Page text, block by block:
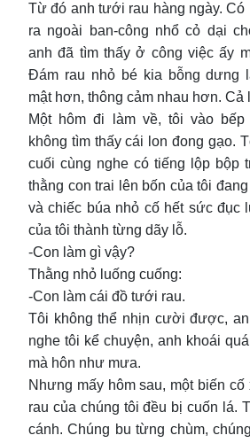
Từ đó anh tưới rau hàng ngày. Có
ra ngoài ban-công nhổ cỏ dại
anh đã tìm thấy ở công việc ấy
Đám rau nhỏ bé kia bỗng dưng
mật hơn, thông cảm nhau hơn. Cả
Một hôm đi làm về, tôi vào
không tìm thấy cái lon đong gạo.
cuối cùng nghe có tiếng lộp bộp
thằng con trai lên bốn của tôi
và chiếc búa nhỏ cố hết sức đục
của tôi thành từng dãy lỗ.
-Con làm gì vậy?
Thằng nhỏ luống cuống:
-Con làm cái đồ tưới rau.
Tôi không thể nhịn cười được,
nghe tôi kể chuyện, anh khoái
mà hôn như mưa.
Nhưng mấy hôm sau, một biến
rau của chúng tôi đều bị cuốn lá.
cánh. Chúng bu từng chùm,